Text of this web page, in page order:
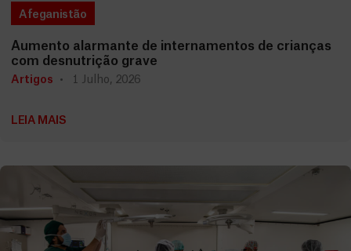
Afeganistão
Aumento alarmante de internamentos de crianças
com desnutrição grave
Artigos 1 Julho, 2026
LEIA MAIS